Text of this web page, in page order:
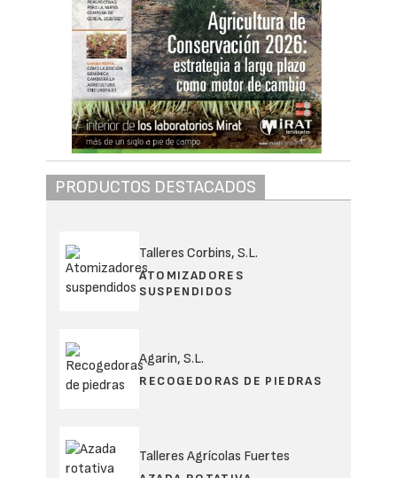
Interempresas 06/08/2026
464
Cooperativas Agro-alimentarias de
Andalucíaimpulsa el grupo operativo
supraautonómico BioChargae para el
aprovechamiento de restos de poda
transformados en biochar, con la ayuda de
circular basado en el aprovechamiento de restos
agrícolas —como podas, cáscaras y otros
subproductos vegetales— para producir biochar.
los agricultores a diversificar sus fuentes de
ingresos y contribuir a la descarbonización